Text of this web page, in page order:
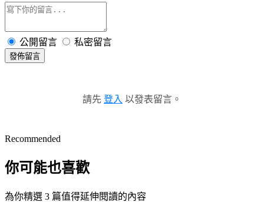
公開留言 私密留言
發佈留言
請先 登入 以發表留言。
Recommended
你可能也喜歡
為你精選 3 篇值得延伸閱讀的內容